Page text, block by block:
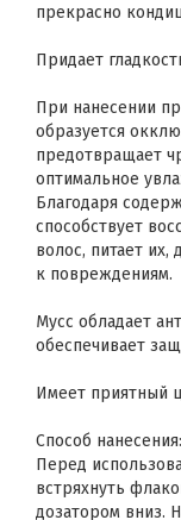
прекрасно
Придает
При нанесении
образуется
предотвращает
оптимальное
Благодаря
способствует
волос, питает
к повреждениям.
Мусс обладает
обеспечивает
Имеет приятный
Способ нанесения:
Перед
встряхнуть
дозатором вниз.